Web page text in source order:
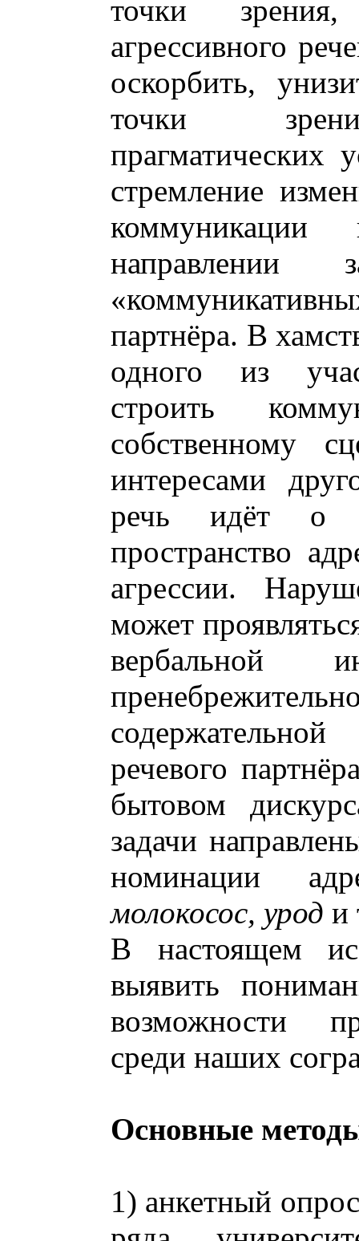
точки
агрессивного
оскорбить,
точки
прагматических
стремление
партнёра. В
одного из
строить
собственному
интересами
речь идёт о
пространство
агрессии.
может
вербальной
речевого
бытовом
задачи
номинации
молокосос, урод и
В настоящем
выявить
возможности
среди наших
Основные
1) анкетный